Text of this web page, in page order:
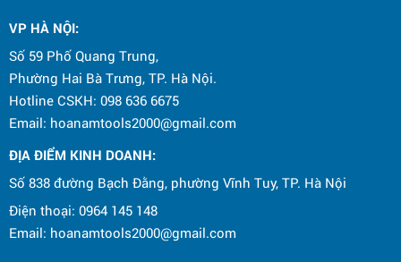
VP HÀ NỘI:
Số 59 Phố Quang Trung,
Phường Hai Bà Trưng, TP. Hà Nội.
Hotline CSKH: 098 636 6675
Email: hoanamtools2000@gmail.com
ĐỊA ĐIỂM KINH DOANH:
Số 838 đường Bạch Đằng, phường Vĩnh Tuy, TP. Hà Nội
Điện thoại: 0964 145 148
Email: hoanamtools2000@gmail.com